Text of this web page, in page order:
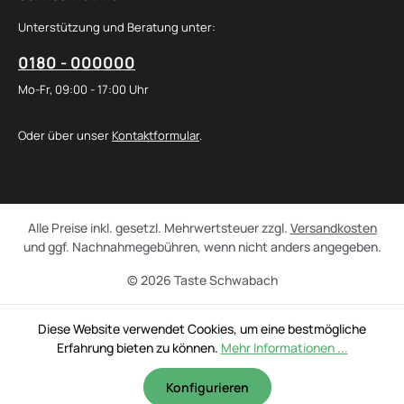
Unterstützung und Beratung unter:
0180 - 000000
Mo-Fr, 09:00 - 17:00 Uhr
Oder über unser Kontaktformular.
© 2026 Taste Schwabach
Alle Preise inkl. gesetzl. Mehrwertsteuer zzgl. Versandkosten
und ggf. Nachnahmegebühren, wenn nicht anders angegeben.
Diese Website verwendet Cookies, um eine bestmögliche
Erfahrung bieten zu können. Mehr Informationen ...
Konfigurieren